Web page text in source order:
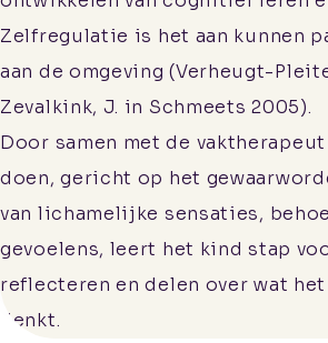
Aanmelden
Informatie voor
verwijzers
Kwaliteitswaarborging
Zelfregulatie is het aan kunnen
aan de omgeving (Verheugt-
Zevalkink, J. in Schmeets 2005).
Door samen met de
doen, gericht op het
van lichamelijke sensaties,
gevoelens, leert het kind stap
reflecteren en delen over wat
denkt.